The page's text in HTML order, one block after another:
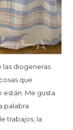
las diogeneras
que
están. Me gusta
palabra
trabajos; la